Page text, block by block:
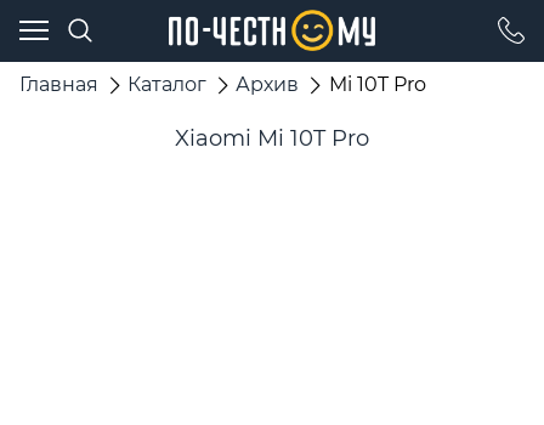
Главная Каталог Архив Mi 10T Pro
Xiaomi Mi 10T Pro